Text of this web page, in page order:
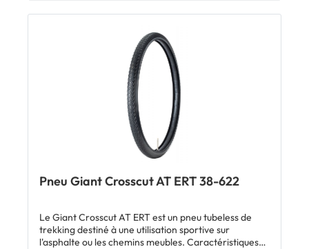
Pneu Giant Crosscut AT ERT 38-622
Le Giant Crosscut AT ERT est un pneu tubeless de
trekking destiné à une utilisation sportive sur
l'asphalte ou les chemins meubles. Caractéristiques